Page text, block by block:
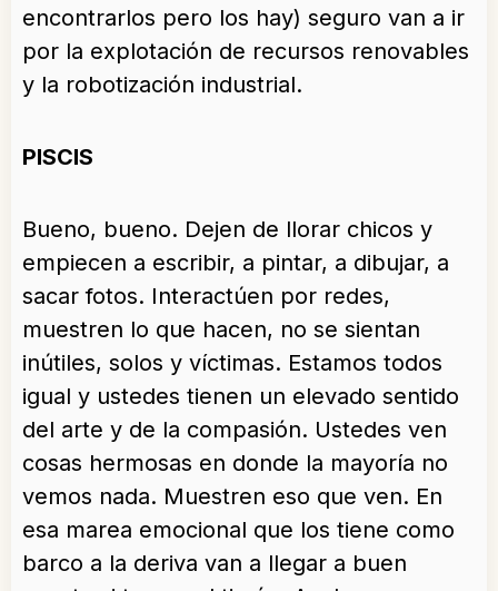
encontrarlos pero los hay) seguro van a ir
por la explotación de recursos renovables
y la robotización industrial.
PISCIS
Bueno, bueno. Dejen de llorar chicos y
empiecen a escribir, a pintar, a dibujar, a
sacar fotos. Interactúen por redes,
muestren lo que hacen, no se sientan
inútiles, solos y víctimas. Estamos todos
igual y ustedes tienen un elevado sentido
del arte y de la compasión. Ustedes ven
cosas hermosas en donde la mayoría no
vemos nada. Muestren eso que ven. En
esa marea emocional que los tiene como
barco a la deriva van a llegar a buen